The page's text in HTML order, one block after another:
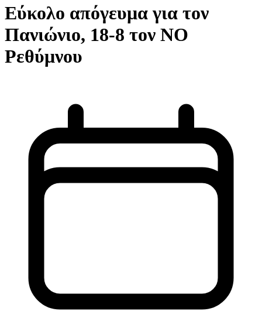
Εύκολο απόγευμα για τον
Πανιώνιο, 18-8 τον ΝΟ
Ρεθύμνου